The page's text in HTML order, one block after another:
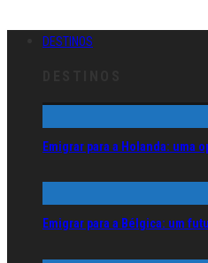
DESTINOS
Emigrar para a Holanda: uma
Emigrar para a Bélgica: um